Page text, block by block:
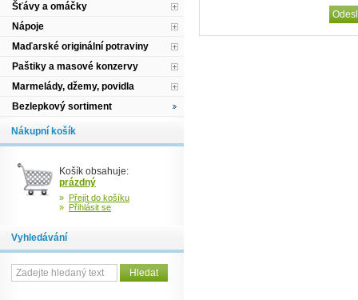
Šťávy a omáčky
Nápoje
Maďarské originální potraviny
Paštiky a masové konzervy
Marmelády, džemy, povidla
Bezlepkový sortiment
Nákupní košík
Košík obsahuje:
prázdný
» Přejít do košíku
» Přihlásit se
Vyhledávání